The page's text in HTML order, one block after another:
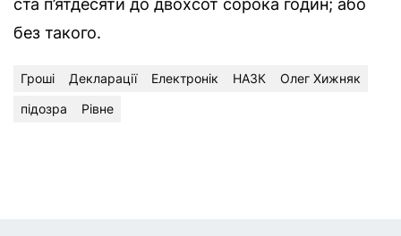
ста п’ятдесяти до двохсот сорока годин; або
без такого.
Гроші Декларації Електронік НАЗК
Олег Хижняк
підозра
Рівне